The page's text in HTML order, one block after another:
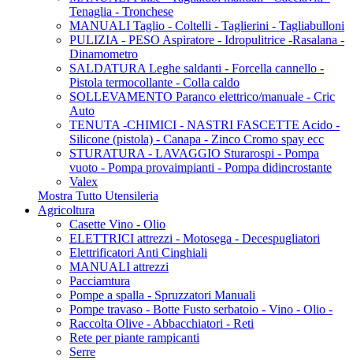
Tenaglia - Tronchese
MANUALI Taglio - Coltelli - Taglierini - Tagliabulloni
PULIZIA - PESO Aspiratore - Idropulitrice -Rasalana -
Dinamometro
SALDATURA Leghe saldanti - Forcella cannello -
Pistola termocollante - Colla caldo
SOLLEVAMENTO Paranco elettrico/manuale - Cric
Auto
TENUTA -CHIMICI - NASTRI FASCETTE Acido -
Silicone (pistola) - Canapa - Zinco Cromo spay ecc
STURATURA - LAVAGGIO Sturarospi - Pompa
vuoto - Pompa provaimpianti - Pompa didincrostante
Valex
Mostra Tutto Utensileria
Agricoltura
Casette Vino - Olio
ELETTRICI attrezzi - Motosega - Decespugliatori
Elettrificatori Anti Cinghiali
MANUALI attrezzi
Pacciamtura
Pompe a spalla - Spruzzatori Manuali
Pompe travaso - Botte Fusto serbatoio - Vino - Olio -
Raccolta Olive - Abbacchiatori - Reti
Rete per piante rampicanti
Serre